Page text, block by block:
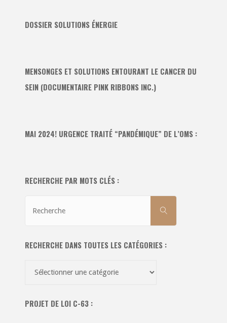
DOSSIER SOLUTIONS ÉNERGIE
MENSONGES ET SOLUTIONS ENTOURANT LE CANCER DU
SEIN (DOCUMENTAIRE PINK RIBBONS INC.)
MAI 2024! URGENCE TRAITÉ “PANDÉMIQUE” DE L’OMS :
RECHERCHE PAR MOTS CLÉS :
RECHERCHE
RECHERCHE DANS TOUTES LES CATÉGORIES :
les
PROJET DE LOI C-63 :